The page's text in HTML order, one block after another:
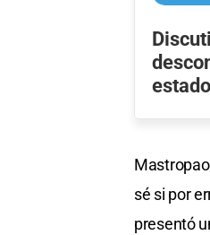
sé si por
presentó